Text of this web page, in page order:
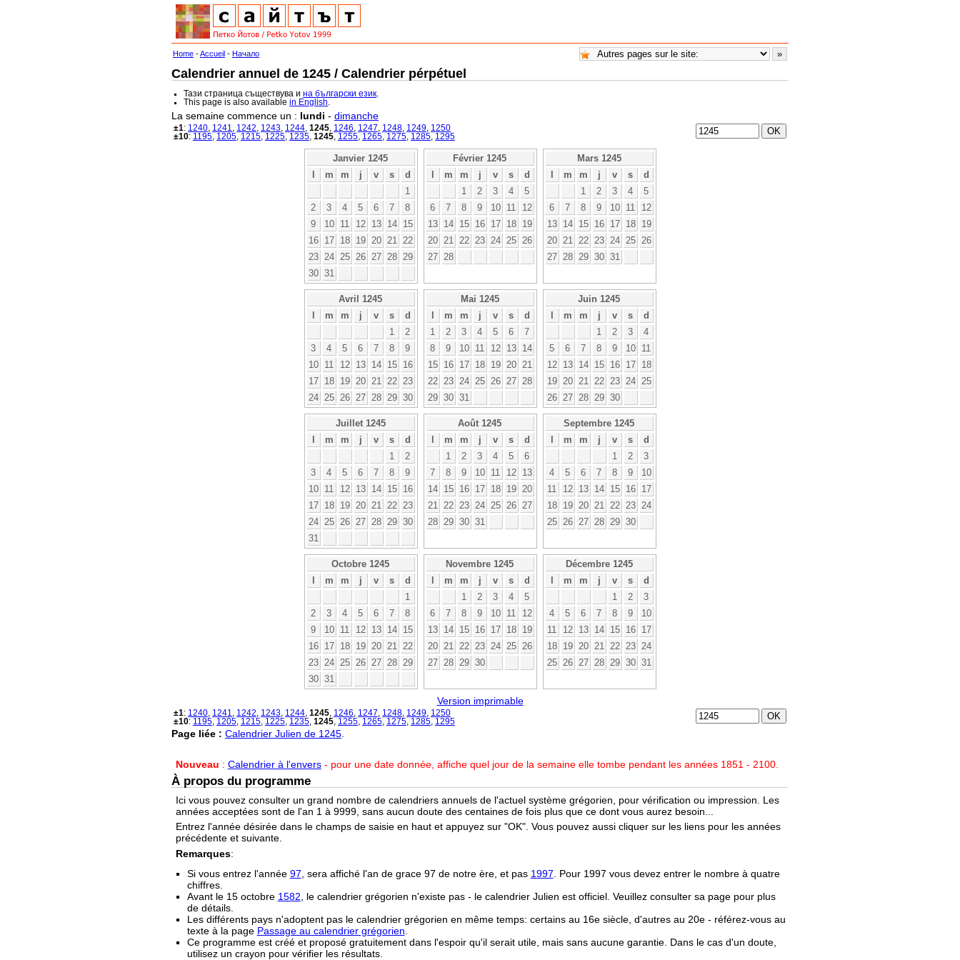
Home -Accueil - Начало
Calendrier annuel de 1245 / Calendrier pérpétuel
Тази страница съществува ина български език
This page is also availablein English
La semaine commence un : lundi - dimanche
±1: 1240 1241 1242 1243 1244 1245 1246 1247 1248 1249 1250
±10: 1195 1205 1215 1225 1235 1245 1255 1265 1275 1285 1295
Janvier 1245
l
m m j v s
d
1
2
3 4 5 6 7
8
9
10 11 12 13 14
15
16
17 18 19 20 21
22
23
24 25 26 27 28
29
30 31
Février 1245
l
m m j v s
d
1
2 3 4
5
6
7 8 9 10 11
12
13
14 15 16 17 18
19
20
21 22 23 24 25
26
27
28
Mars 1245
l
m m j v s
d
1
2 3 4
5
6
7 8 9 10 11
12
13
14 15 16 17 18
19
20
21 22 23 24 25
26
27
28 29 30 31
Avril 1245
l
m m j v s
d
1
2
3
4 5 6 7 8
9
10
11 12 13 14 15
16
17
18 19 20 21 22
23
24
25 26 27 28 29 30
Mai 1245
l
m m j v s
d
1
2 3 4 5 6
7
8
9 10 11 12 13
14
15
16 17 18 19 20
21
22
23 24 25 26 27
28
29 30 31
Juin 1245
l
m m j v s
d
1
2 3
4
5
6 7 8 9 10
11
12
13 14 15 16 17
18
19
20 21 22 23 24
25
26
27 28 29 30
Juillet 1245
l
m m j v s
d
1
2
3
4 5 6 7 8
9
10
11 12 13 14 15
16
17
18 19 20 21 22
23
24
25 26 27 28 29 30
31
Août 1245
l
m m j v s
d
1
2 3 4 5
6
7
8 9 10 11 12
13
14
15 16 17 18 19
20
21
22 23 24 25 26
27
28
29 30 31
Septembre 1245
l
m m j v s
d
1
2
3
4
5 6 7 8 9
10
11
12 13 14 15 16
17
18
19 20 21 22 23
24
25
26 27 28 29 30
Octobre 1245
l
m m j v s
d
1
2
3 4 5 6 7
8
9
10 11 12 13 14
15
16
17 18 19 20 21
22
23
24 25 26 27 28
29
30 31
Novembre 1245
l
m m j v s
d
1
2 3 4
5
6
7 8 9 10 11
12
13
14 15 16 17 18
19
20
21 22 23 24 25
26
27
28 29 30
Décembre 1245
l
m m j v s
d
1
2
3
4
5 6 7 8 9
10
11
12 13 14 15 16
17
18
19 20 21 22 23
24
25
26 27 28 29 30 31
Version imprimable
±1: 1240 1241 1242 1243 1244 1245 1246 1247 1248 1249 1250
±10: 1195 1205 1215 1225 1235 1245 1255 1265 1275 1285 1295
Page liée : Calendrier Julien de 1245
Nouveau : Calendrier à l'envers- pour une date donnée, affiche quel jour de la semaine elle tombe pendant les années 1851 - 2100.
À propos du programme
Ici vous pouvez consulter un grand nombre de calendriers annuels de l'actuel système grégorien, pour vérification ou impression. Les
années acceptées sont de l'an 1 à 9999, sans aucun doute des centaines de fois plus que ce dont vous aurez besoin...
Entrez l'année désirée dans le champs de saisie en haut et appuyez sur "OK". Vous pouvez aussi cliquer sur les liens pour les années
précédente et suivante.
Remarques:
Si vous entrez l'année 97 , sera affiché l'an de grace 97 de notre ère, et pas 1997 . Pour 1997 vous devez entrer le nombre à quatre
chiffres.
Avant le 15 octobre 1582 , le calendrier grégorien n'existe pas - le calendrier Julien est officiel. Veuillez consulter sa page pour plus
de détails.
Les différents pays n'adoptent pas le calendrier grégorien en même temps: certains au 16e siècle, d'autres au 20e - référez-vous au
texte à la page Passage au calendrier grégorien
Ce programme est créé et proposé gratuitement dans l'espoir qu'il serait utile, mais sans aucune garantie. Dans le cas d'un doute,
utilisez un crayon pour vérifier les résultats.